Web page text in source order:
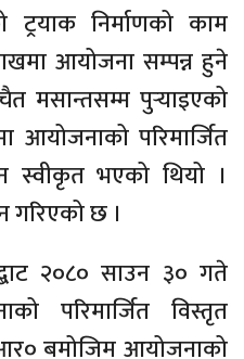
ट्रयाक निर्माणको काम
आयोजना सम्पन्न हुने
मसान्तसम्म पुर्‍याइएको
आयोजनाको परिमार्जित
स्वीकृत भएको थियो ।
छ ।
२०८० साउन ३० गते
परिमार्जित विस्तृत
बमोजिम आयोजनाको